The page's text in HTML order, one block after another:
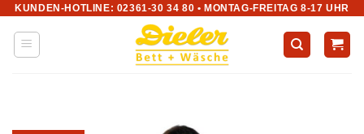
Zum
Inhalt
springen
KUNDEN-HOTLINE: 02361-30 34 80 • MONTAG-FREITAG 8-17 UHR